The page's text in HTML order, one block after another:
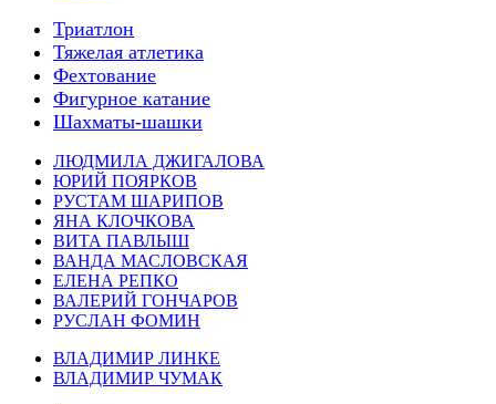
Триатлон
Тяжелая атлетика
Фехтование
Фигурное катание
Шахматы-шашки
ЛЮДМИЛА ДЖИГАЛОВА
ЮРИЙ ПОЯРКОВ
РУСТАМ ШАРИПОВ
ЯНА КЛОЧКОВА
ВИТА ПАВЛЫШ
ВАНДА МАСЛОВСКАЯ
ЕЛЕНА РЕПКО
ВАЛЕРИЙ ГОНЧАРОВ
РУСЛАН ФОМИН
ВЛАДИМИР ЛИНКЕ
ВЛАДИМИР ЧУМАК